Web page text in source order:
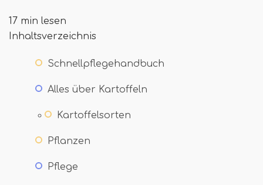
17 min lesen
Inhaltsverzeichnis
Schnellpflegehandbuch
Alles über Kartoffeln
Kartoffelsorten
Pflanzen
Pflege